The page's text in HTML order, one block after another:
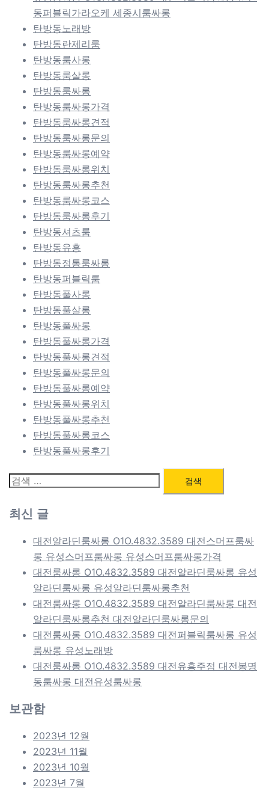
동퍼블릭가라오케 세종시룸싸롱
탄방동노래방
탄방동란제리룸
탄방동룸사롱
탄방동룸살롱
탄방동룸싸롱
탄방동룸싸롱가격
탄방동룸싸롱견적
탄방동룸싸롱문의
탄방동룸싸롱예약
탄방동룸싸롱위치
탄방동룸싸롱추천
탄방동룸싸롱코스
탄방동룸싸롱후기
탄방동셔츠룸
탄방동유흥
탄방동정통룸싸롱
탄방동퍼블릭룸
탄방동풀사롱
탄방동풀살롱
탄방동풀싸롱
탄방동풀싸롱가격
탄방동풀싸롱견적
탄방동풀싸롱문의
탄방동풀싸롱예약
탄방동풀싸롱위치
탄방동풀싸롱추천
탄방동풀싸롱코스
탄방동풀싸롱후기
검
최신 글
대전알라딘룸싸롱 O1O.4832.3589 대전스머프룸싸
롱 유성스머프룸싸롱 유성스머프룸싸롱가격
대전룸싸롱 O1O.4832.3589 대전알라딘룸싸롱 유성
알라딘룸싸롱 유성알라딘룸싸롱추천
대전룸싸롱 O1O.4832.3589 대전알라딘룸싸롱 대전
알라딘룸싸롱추천 대전알라딘룸싸롱문의
대전룸싸롱 O1O.4832.3589 대전퍼블릭룸싸롱 유성
룸싸롱 유성노래방
대전룸싸롱 O1O.4832.3589 대전유흥주점 대전봉명
동룸싸롱 대전유성룸싸롱
보관함
2023년 12월
2023년 11월
2023년 10월
2023년 7월